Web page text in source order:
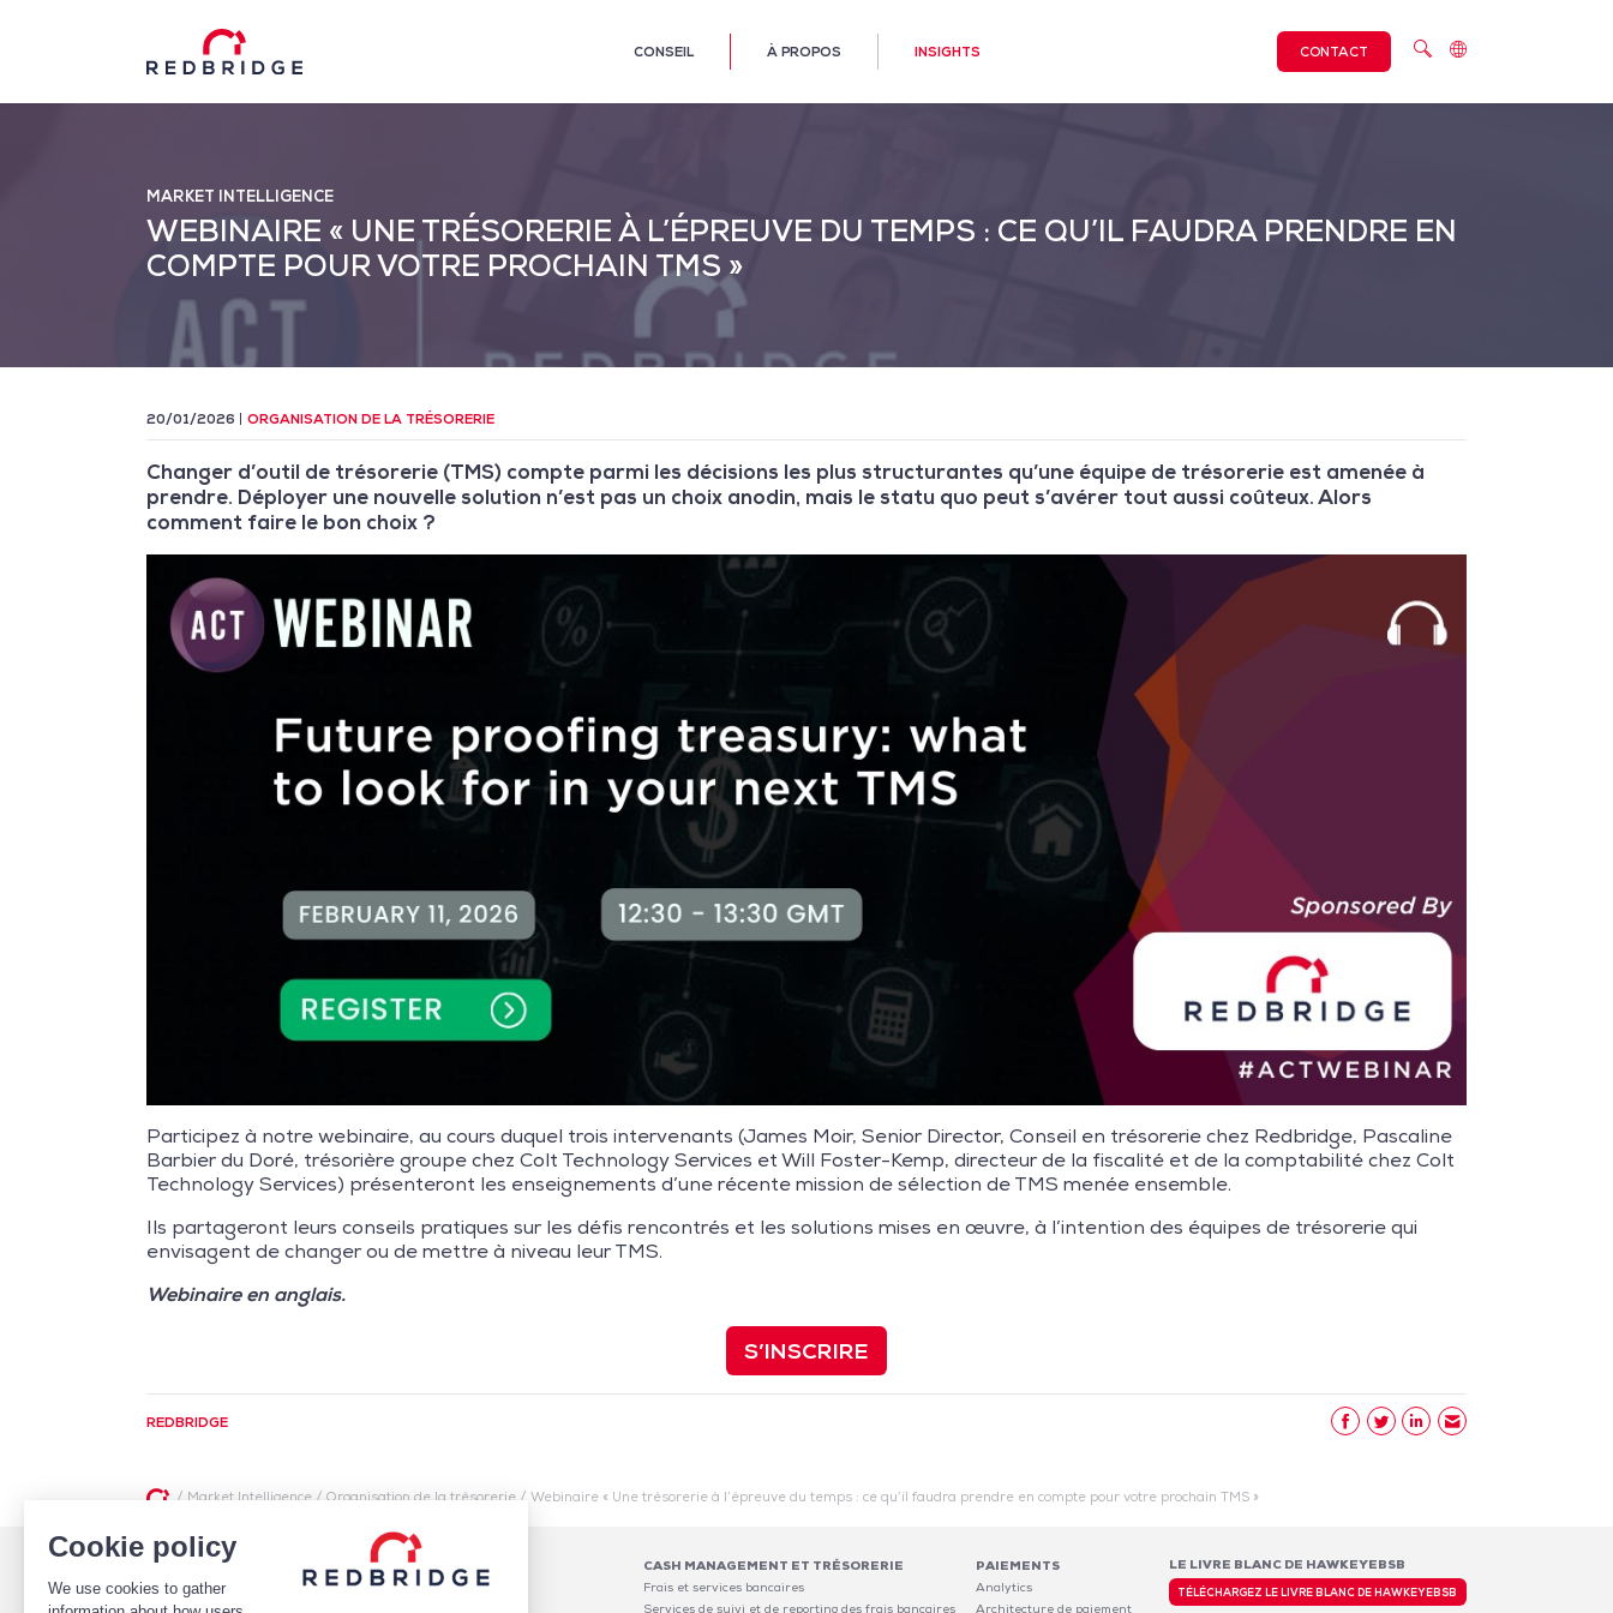
Cookie policy
We use cookies to gather
CONSEIL À PROPOS INSIGHTS CONTACT
MARKET INTELLIGENCE
WEBINAIRE « UNE TRÉSORERIE À L’ÉPREUVE DU TEMPS : CE QU’IL FAUDRA PRENDRE EN
COMPTE POUR VOTRE PROCHAIN TMS »
20/01/2026 ORGANISATION DE LA TRÉSORERIE
Changer d’outil de trésorerie (TMS) compte parmi les décisions les plus structurantes qu’une équipe de trésorerie est amenée à
prendre. Déployer une nouvelle solution n’est pas un choix anodin, mais le statu quo peut s’avérer tout aussi coûteux. Alors
comment faire le bon choix ?
Participez à notre webinaire, au cours duquel trois intervenants (James Moir, Senior Director, Conseil en trésorerie chez Redbridge, Pascaline
Barbier du Doré, trésorière groupe chez Colt Technology Services et Will Foster-Kemp, directeur de la fiscalité et de la comptabilité chez Colt
Technology Services) présenteront les enseignements d’une récente mission de sélection de TMS menée ensemble.
Ils partageront leurs conseils pratiques sur les défis rencontrés et les solutions mises en œuvre, à l’intention des équipes de trésorerie qui
envisagent de changer ou de mettre à niveau leur TMS.
Webinaire en anglais.
S’INSCRIRE
REDBRIDGE
/ Market Intelligence /Organisation de la trésorerie /Webinaire « Une trésorerie à l’épreuve du temps : ce qu’il faudra prendre en compte pour votre prochain TMS »
QUI SOMMES-NOUS
ÉQUIPE
CLIENTS
FINANCEMENTS
Pilotage des relations bancaires
CASH MANAGEMENT ET TRÉSORERIE
Frais et services bancaires
Services de suivi et de reporting des frais bancaires
PAIEMENTS
Analytics
Architecture de paiement
LE LIVRE BLANC DE HAWKEYEBSB
TÉLÉCHARGEZ LE LIVRE BLANC DE HAWKEYEBSB